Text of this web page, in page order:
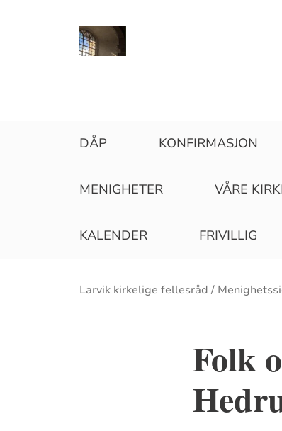
DÅP KONFIRMASJON
MENIGHETER VÅRE
KALENDER FRIVILLIG
Brødsmulesti
Larvik kirkelige fellesråd
Folk